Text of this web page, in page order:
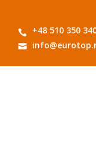
+48 510 350